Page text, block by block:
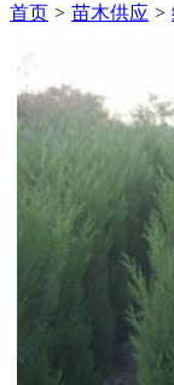
首页 > 苗木供应 >